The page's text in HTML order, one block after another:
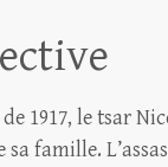
1917, le tsar
sa famille.